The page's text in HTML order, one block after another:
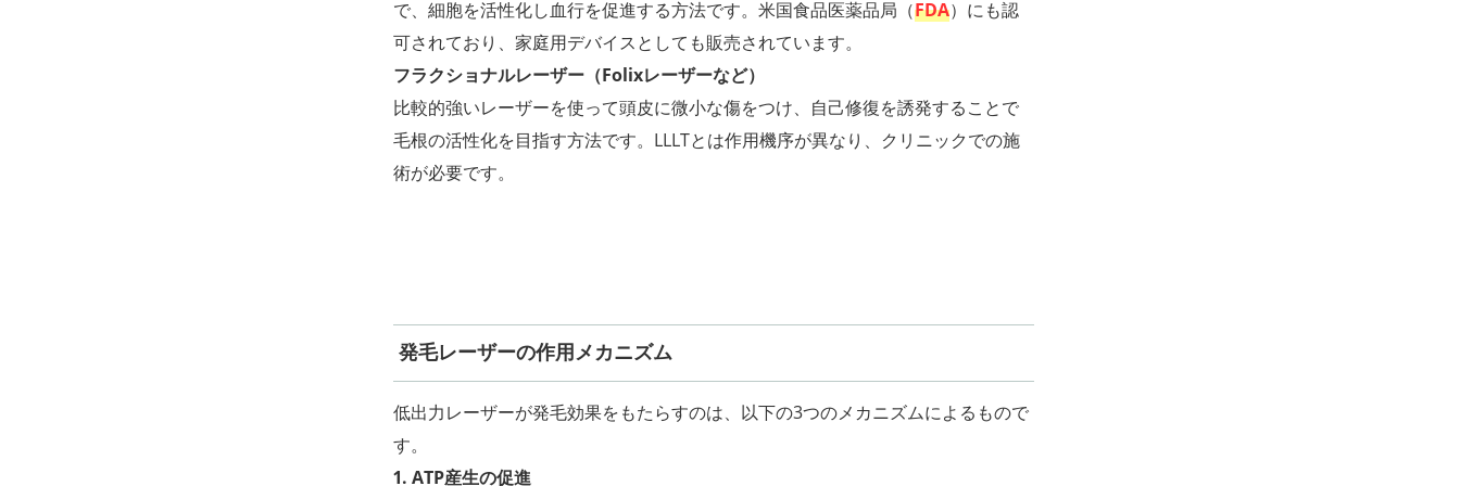
で、細胞を活性化し血行を促進する方法です。米国食品医薬品局（FDA）にも認
可されており、家庭用デバイスとしても販売されています。
フラクショナルレーザー（Folixレーザーなど）
比較的強いレーザーを使って頭皮に微小な傷をつけ、自己修復を誘発することで
毛根の活性化を目指す方法です。LLLTとは作用機序が異なり、クリニックでの施
術が必要です。
発毛レーザーの作用メカニズム
低出力レーザーが発毛効果をもたらすのは、以下の3つのメカニズムによるもので
す。
1. ATP産生の促進